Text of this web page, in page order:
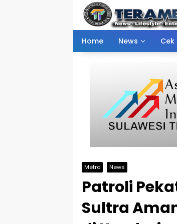
Home News Cek
Metro News
Patroli
Sultra